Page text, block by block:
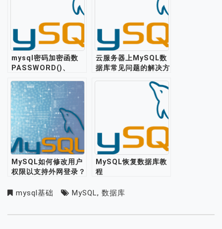
mysql密码加密函数
PASSWORD()、
云服务器上MySQL数
据库常见问题的解决方
MySQL如何修改用户
权限以支持外网登录？
MySQL恢复数据库教
程
mysql基础 MySQL, 数据库